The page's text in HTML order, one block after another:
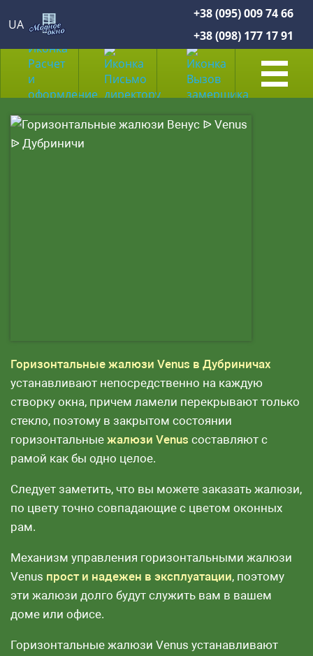
UA
+38 (095) 009 74 66
+38 (098) 177 17 91
Горизонтальные жалюзи Venus в Дубриничах
устанавливают непосредственно на каждую
створку окна, причем ламели перекрывают только
стекло, поэтому в закрытом состоянии
горизонтальные жалюзи Venus составляют с
рамой как бы одно целое.
Следует заметить, что вы можете заказать жалюзи,
по цвету точно совпадающие с цветом оконных
рам.
Механизм управления горизонтальными жалюзи
Venus прост и надежен в эксплуатации, поэтому
эти жалюзи долго будут служить вам в вашем
доме или офисе.
Горизонтальные жалюзи Venus устанавливают